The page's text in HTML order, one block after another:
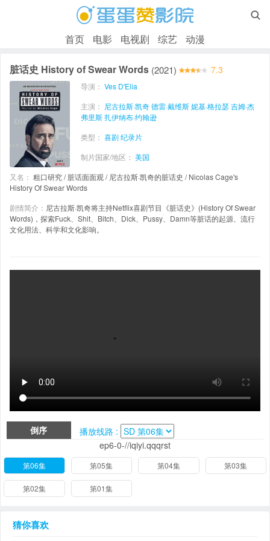

首页 电影 电视剧 综艺 动漫
脏话史 History of Swear Words (2021) 7.3
导演： Ves D'Elia
主演： 尼古拉斯·凯奇德雷·戴维斯妮基·格拉瑟吉姆·杰
弗里斯扎伊纳布·约翰逊
类型： 喜剧纪录片
制片国家/地区： 美国
又名： 粗口研究 / 脏话面面观 / 尼古拉斯·凯奇的脏话史 / Nicolas Cage's
History Of Swear Words
剧情简介： 尼古拉斯·凯奇将主持Netflix喜剧节目《脏话史》(History Of Swear
Words)，探索Fuck、Shit、Bitch、Dick、Pussy、Damn等脏话的起源、流行
文化用法、科学和文化影响。
倒序
播放线路 :
ep6-0-//iqiyi.qqqrst
第06集 第05集 第04集 第03集
第02集 第01集
猜你喜欢